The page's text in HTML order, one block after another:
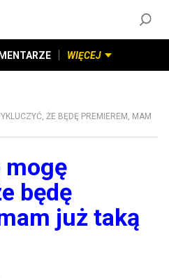
WIĘCEJ
ŻE BĘDĘ PREMIEREM, MAM
mogę
będę
już taką